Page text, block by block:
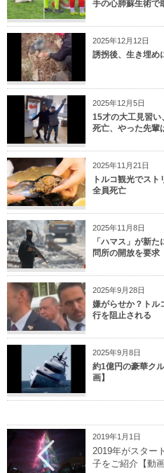
手の心肺蘇生術で
2025年12月12日
誘拐後、生き埋め
2025年12月5日
15才の大工見習い
死亡、やった先輩
2025年11月21日
トルコ観光でス
全員死亡
2025年11月8日
「ハマス」が新
問所の開放を要求
2025年9月28日
嫌がらせか？トル
行を阻止される
2025年9月8日
約1億円の豪華ク
画】
2019年1月1日
2019年がスター
子をご紹介【動画